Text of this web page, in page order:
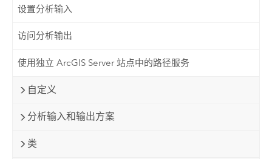
设置分析输入
访问分析输出
使用独立 ArcGIS Server 站点中的路径服务
自定义
分析输入和输出方案
类